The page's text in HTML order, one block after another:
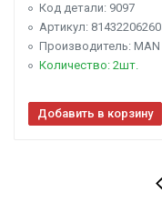
Код детали: 9097
Артикул: 81432206260
Производитель: MAN
Количество: 2шт.
Добавить в корзину